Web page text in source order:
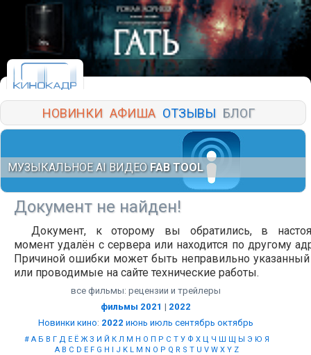
НОВИНКИ АФИША ОТЗЫВЫ БЛОГ
МУЗЫКАЛЬНОЕ AI ВИДЕО FAB TOOL
Документ не найден!
Документ, к оторому вы обратились, в
момент удалён с сервера или находится по другому
Причиной ошибки может быть неправильно указанный
или проводимые на сайте технические работы.
все фильмы: рецензии и трейлеры
фильмы 2021 | 2022
Новинки кино: 2022 июнь июль сентябрь октябрь
# А Б В Г Д Е Ё Ж З И Й К Л М Н О П Р С Т У Ф Х Ц Ч Ш Щ Ы Э Ю Я
A B C D E F G H I J K L M N O P Q R S T U V W X Y Z